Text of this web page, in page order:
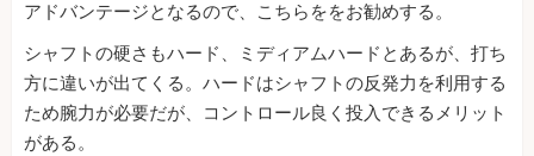
アドバンテージとなるので、こちらををお勧めする。
シャフトの硬さもハード、ミディアムハードとあるが、打ち
方に違いが出てくる。ハードはシャフトの反発力を利用する
ため腕力が必要だが、コントロール良く投入できるメリット
がある。